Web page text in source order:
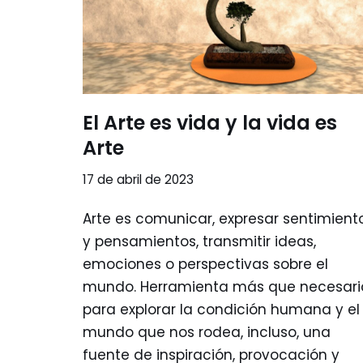
El Arte es vida y la vida es
Arte
17 de abril de 2023
Arte es comunicar, expresar
y pensamientos, transmitir ideas,
emociones o perspectivas sobre el
mundo. Herramienta más que
para explorar la condición humana y el
mundo que nos rodea, incluso, una
fuente de inspiración, provocación y